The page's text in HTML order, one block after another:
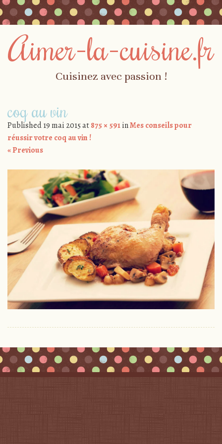
Aimer-la-cuisine.fr
Cuisinez avec passion !
Menu
coq au vin
Published19 mai 2015at875 × 591inMes conseils pour
réussir votre coq au vin !
« Previous